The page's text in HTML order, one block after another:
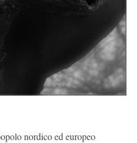
nordico ed europeo